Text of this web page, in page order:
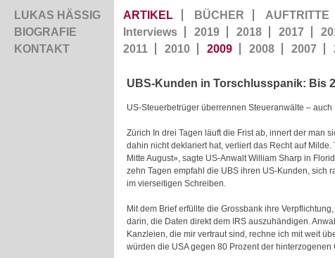
LUKAS HÄSSIG
BIOGRAFIE
KONTAKT
ARTIKEL BÜCHER AUFTRITTE
Interviews
2019 2018 2017
2011
2010 2009 2008 2007
UBS-Kunden in Torschlusspanik: Bis
US-Steuerbetrüger überrennen Steueranwälte –
Zürich In drei Tagen läuft die Frist ab, innert der man
dahin nicht deklariert hat, verliert das Recht auf
Mitte August», sagte US-Anwalt William Sharp in
zehn Tagen empfahl die UBS ihren US-Kunden, sich
im vierseitigen Schreiben.
Mit dem Brief erfüllte die Grossbank ihre
darin, die Daten direkt dem IRS auszuhändigen.
Kanzleien, die mir vertraut sind, rechne ich mit weit
würden die USA gegen 80 Prozent der hinterzogenen